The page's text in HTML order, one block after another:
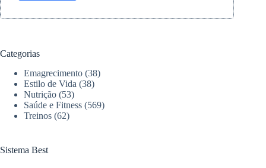
Bike
tecnologia
inovadora
Categorias
Emagrecimento (38)
Estilo de Vida (38)
Nutrição (53)
Saúde e Fitness (569)
Treinos (62)
Sistema Best